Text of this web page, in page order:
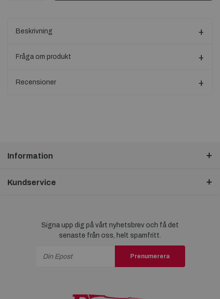
Beskrivning
Fråga om produkt
Recensioner
Information
Kundservice
Signa upp dig på vårt nyhetsbrev och få det
senaste från oss, helt spamfritt.
Prenumerera